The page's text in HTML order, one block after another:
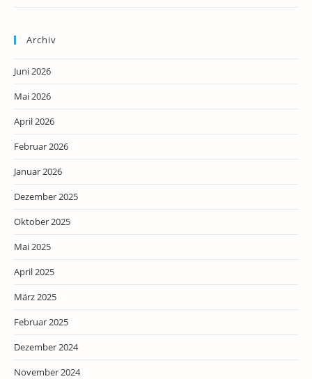
Archiv
Juni 2026
Mai 2026
April 2026
Februar 2026
Januar 2026
Dezember 2025
Oktober 2025
Mai 2025
April 2025
März 2025
Februar 2025
Dezember 2024
November 2024